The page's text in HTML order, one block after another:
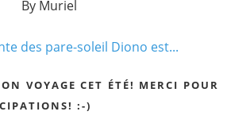
By Muriel
VOYAGE CET ÉTÉ! MERCI POUR
:-)